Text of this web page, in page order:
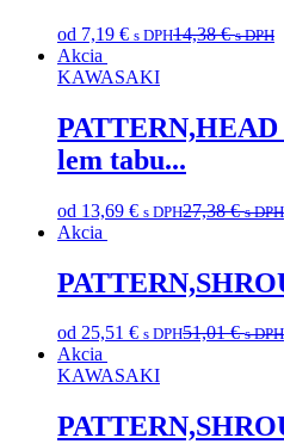
od 7,19 € s DPH14,38€ s DPH
Akcia
KAWASAKI
lem tabu...
od 13,69 € s DPH27,38€ s DPH
Akcia
od 25,51 € s DPH51,01€ s DPH
Akcia
KAWASAKI